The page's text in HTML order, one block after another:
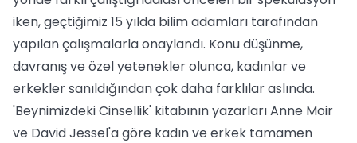
iken, geçtiğimiz 15 yılda bilim adamları tarafından
yapılan çalışmalarla onaylandı. Konu düşünme,
davranış ve özel yetenekler olunca, kadınlar ve
erkekler sanıldığından çok daha farklılar aslında.
'Beynimizdeki Cinsellik' kitabının yazarları Anne Moir
ve David Jessel'a göre kadın ve erkek tamamen